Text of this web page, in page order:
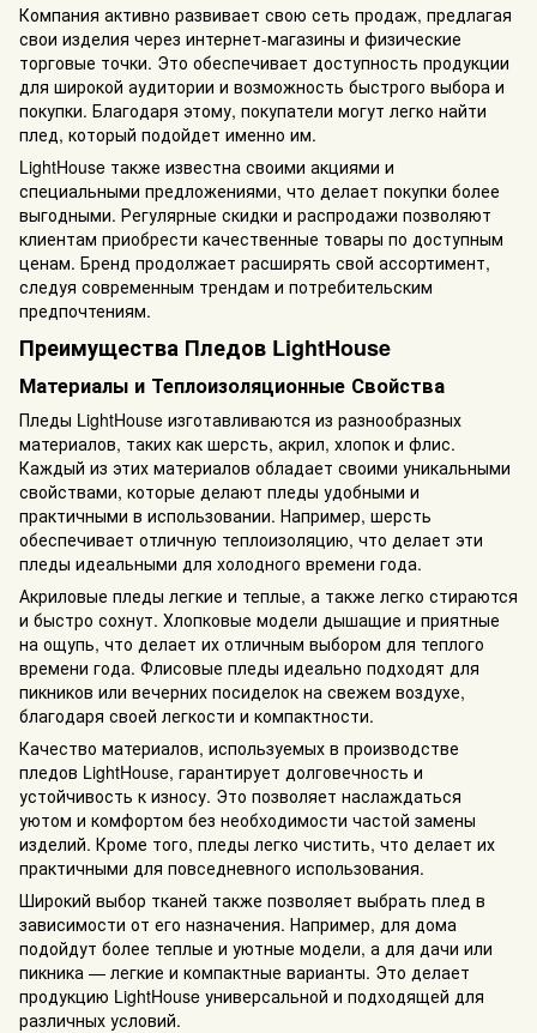
Компания активно развивает свою сеть продаж, предлагая
свои изделия через интернет-магазины и физические
торговые точки. Это обеспечивает доступность продукции
для широкой аудитории и возможность быстрого выбора и
покупки. Благодаря этому, покупатели могут легко найти
плед, который подойдет именно им.
LightHouse также известна своими акциями и
специальными предложениями, что делает покупки более
выгодными. Регулярные скидки и распродажи позволяют
клиентам приобрести качественные товары по доступным
ценам. Бренд продолжает расширять свой ассортимент,
следуя современным трендам и потребительским
предпочтениям.
Преимущества Пледов LightHouse
Материалы и Теплоизоляционные Свойства
Пледы LightHouse изготавливаются из разнообразных
материалов, таких как шерсть, акрил, хлопок и флис.
Каждый из этих материалов обладает своими уникальными
свойствами, которые делают пледы удобными и
практичными в использовании. Например, шерсть
обеспечивает отличную теплоизоляцию, что делает эти
пледы идеальными для холодного времени года.
Акриловые пледы легкие и теплые, а также легко стираются
и быстро сохнут. Хлопковые модели дышащие и приятные
на ощупь, что делает их отличным выбором для теплого
времени года. Флисовые пледы идеально подходят для
пикников или вечерних посиделок на свежем воздухе,
благодаря своей легкости и компактности.
Качество материалов, используемых в производстве
пледов LightHouse, гарантирует долговечность и
устойчивость к износу. Это позволяет наслаждаться
уютом и комфортом без необходимости частой замены
изделий. Кроме того, пледы легко чистить, что делает их
практичными для повседневного использования.
Широкий выбор тканей также позволяет выбрать плед в
зависимости от его назначения. Например, для дома
подойдут более теплые и уютные модели, а для дачи или
пикника — легкие и компактные варианты. Это делает
продукцию LightHouse универсальной и подходящей для
различных условий.